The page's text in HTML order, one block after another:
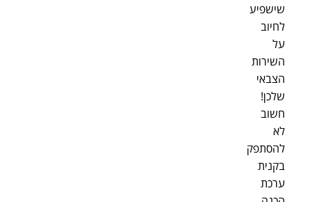
שישפיע
לחיוב
על
השירות
הצבאי
שלכן!
חשוב
לא
להסתפק
בקנית
ערכת